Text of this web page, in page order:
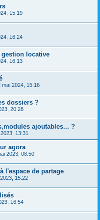
15:19
16:24
gestion locative
16:13
mai 2024, 15:16
dossiers ?
20:28
ajoutables... ?
13:31
agora
2023, 08:50
l'espace de partage
15:22
16:54